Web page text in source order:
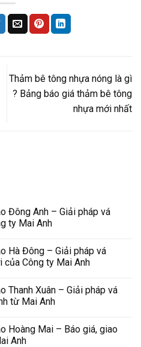
Thảm bê tông nhựa nóng là gì
? Bảng báo giá thảm bê tông
nhựa mới nhất
Đông Anh – Giải pháp vá
ty Mai Anh
Hà Đông – Giải pháp vá
của Công ty Mai Anh
Thanh Xuân – Giải pháp vá
từ Mai Anh
Hoàng Mai – Báo giá, giao
Anh